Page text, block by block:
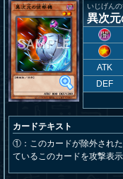
いじげん
異次
ATK
DEF
カードテキスト
①：このカードが除外され
ているこのカードを攻撃表